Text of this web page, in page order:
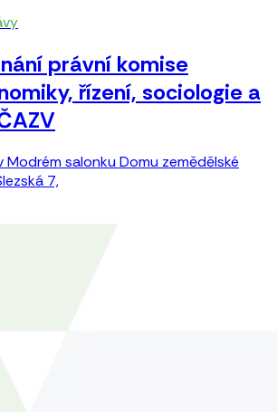
právní komise
řízení, sociologie a
salonku Domu zemědělské
7,